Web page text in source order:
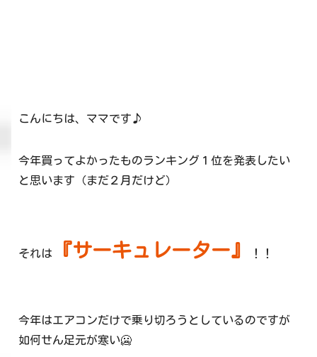
こんにちは、ママです♪
今年買ってよかったものランキング１位を発表したい
と思います（まだ２月だけど）
それは 『サーキュレーター』 ！！
今年はエアコンだけで乗り切ろうとしているのですが
如何せん足元が寒い🥶